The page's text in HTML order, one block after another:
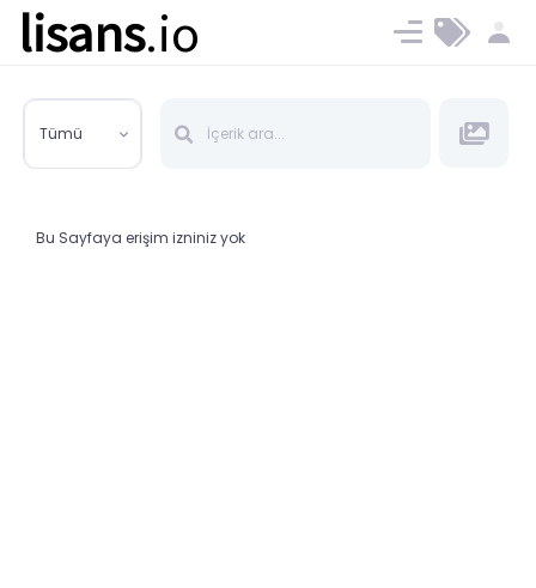
lisans.io Ücret ve Planlar
Tümü
Bu Sayfaya erişim izniniz yok